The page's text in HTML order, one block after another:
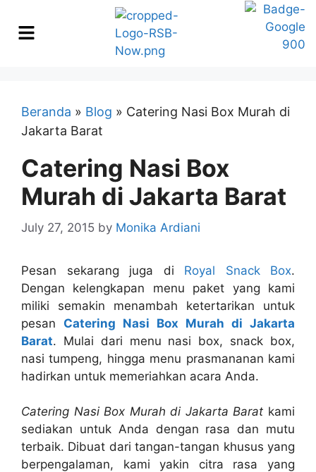
Beranda » Blog » Catering Nasi Box Murah di
Jakarta Barat
Catering Nasi Box
Murah di Jakarta Barat
July 27, 2015 by Monika Ardiani
Pesan sekarang juga di Royal Snack Box.
Dengan kelengkapan menu paket yang kami
miliki semakin menambah ketertarikan untuk
pesan
Catering Nasi Box Murah di Jakarta
Barat. Mulai dari menu nasi box, snack box,
nasi tumpeng, hingga menu prasmananan kami
hadirkan untuk memeriahkan acara Anda.
Catering Nasi Box Murah di Jakarta Barat kami
sediakan untuk Anda dengan rasa dan mutu
terbaik. Dibuat dari tangan-tangan khusus yang
berpengalaman, kami yakin citra rasa yang